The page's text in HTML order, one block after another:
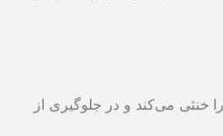
خنثی می‌کند و در جلوگیری از